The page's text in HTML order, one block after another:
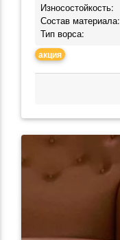
Износостойкость:
Состав материала:
Тип ворса:
акция